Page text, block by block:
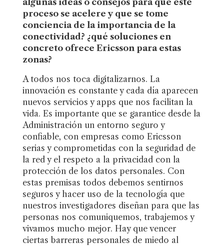
proceso se acelere y que se tome
conciencia de la importancia de la
conectividad? ¿qué soluciones en
concreto ofrece Ericsson para estas
zonas?
A todos nos toca digitalizarnos. La
innovación es constante y cada día aparecen
nuevos servicios y apps que nos facilitan la
vida. Es importante que se garantice desde la
Administración un entorno seguro y
confiable, con empresas como Ericsson
serias y comprometidas con la seguridad de
la red y el respeto a la privacidad con la
protección de los datos personales. Con
estas premisas todos debemos sentirnos
seguros y hacer uso de la tecnología que
nuestros investigadores diseñan para que las
personas nos comuniquemos, trabajemos y
vivamos mucho mejor. Hay que vencer
ciertas barreras personales de miedo al